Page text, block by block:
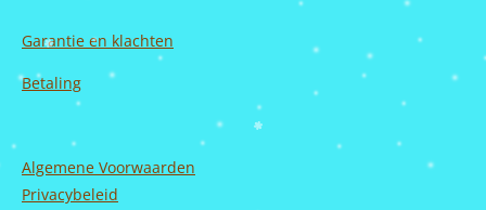
Garantie en klachten
Betaling
Algemene Voorwaarden
Privacybeleid